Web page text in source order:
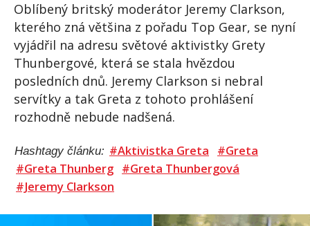
Oblíbený britský moderátor Jeremy Clarkson,
kterého zná většina z pořadu Top Gear, se nyní
vyjádřil na adresu světové aktivistky Grety
Thunbergové, která se stala hvězdou
posledních dnů. Jeremy Clarkson si nebral
servítky a tak Greta z tohoto prohlášení
rozhodně nebude nadšená.
Hashtagy článku: #Aktivistka Greta
#Greta
#Greta Thunberg #Greta Thunbergová
#Jeremy Clarkson